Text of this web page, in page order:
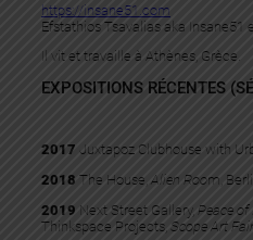
https://insane51.com
Efstathios Tsavalias aka Insane51
Il vit et travaille à Athènes, Grèce.
EXPOSITIONS RÉCENTES
2017 Juxtapoz Clubhouse with
2018 The House, Alien Room,
2019 Next Street Gallery, Peace
Thinkspace Projects, Scope Art Fair